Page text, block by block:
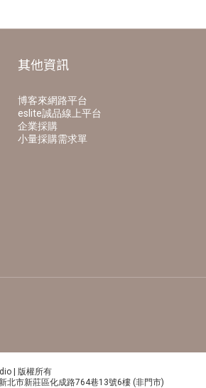
其他資訊
博客來網路平台
eslite誠品線上平台
企業採購
小量採購需求單
| 版權所有
北市新莊區化成路764巷13號6樓 (非門市)